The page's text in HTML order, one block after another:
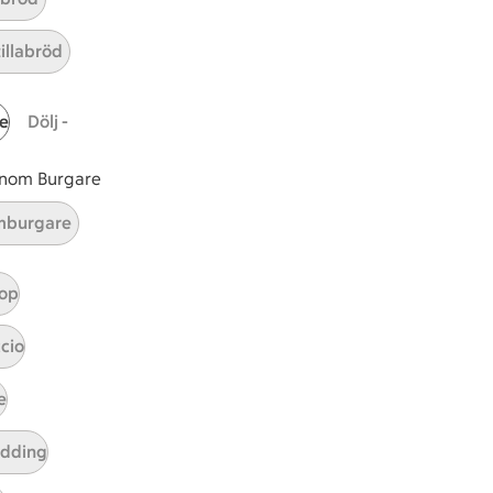
Dölj -
Burgare
kommentarer
tillaga
har Medel svårighetsgrad